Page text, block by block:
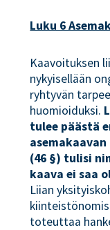
Luku 6
Kaavoituksen
nykyisellään
ryhtyvän
huomioiduksi.
tulee päästä
(46 §) tulisi
kaava ei saa
Liian
toteuttaa